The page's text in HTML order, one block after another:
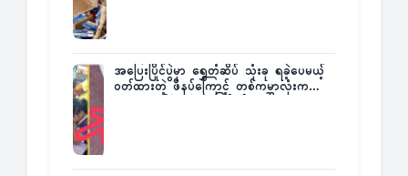
အပြေးပြိုင်ပွဲမှာ ရွှေတံဆိပ် သုံးခု ရခဲ့ပေမယ့်
ဝတ်ထားတဲ့ ဖိနပ်ကြောင့် တစ်ကမ္ဘာလုံးက